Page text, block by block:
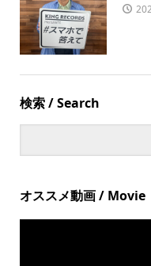
検索 / Search
オススメ動画 / Movie